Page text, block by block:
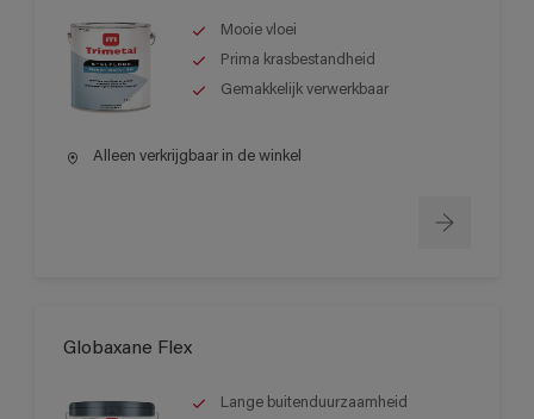
Mooie vloei
Prima krasbestandheid
Gemakkelijk verwerkbaar
Alleen verkrijgbaar in de winkel
Globaxane Flex
Lange buitenduurzaamheid